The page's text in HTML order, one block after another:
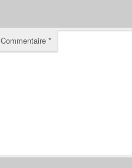
Commentaire *